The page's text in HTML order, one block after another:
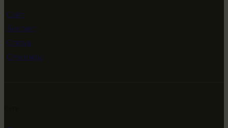
Сайт
Контакт
Статьи
Сувениры